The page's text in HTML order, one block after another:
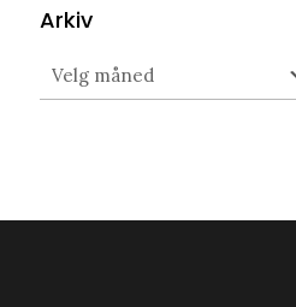
Arkiv